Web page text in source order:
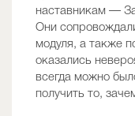
наставникам —
Они
модуля, а также
оказались
всегда можно
получить то,